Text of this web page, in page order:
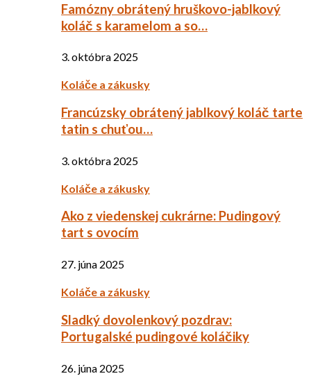
Famózny obrátený hruškovo-jablkový
koláč s karamelom a so…
3. októbra 2025
Koláče a zákusky
Francúzsky obrátený jablkový koláč tarte
tatin s chuťou…
3. októbra 2025
Koláče a zákusky
Ako z viedenskej cukrárne: Pudingový
tart s ovocím
27. júna 2025
Koláče a zákusky
Sladký dovolenkový pozdrav:
Portugalské pudingové koláčiky
26. júna 2025